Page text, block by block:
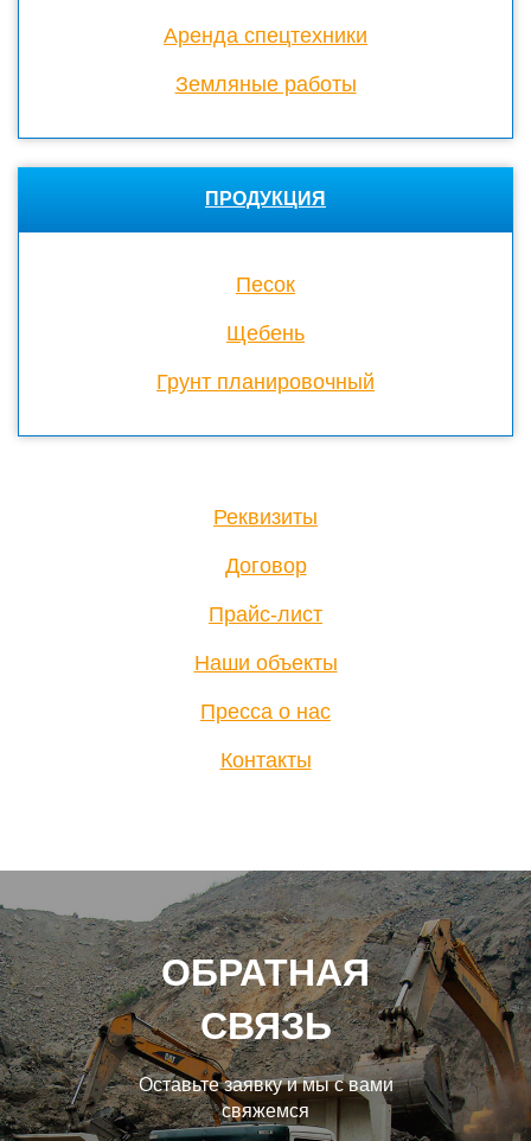
Аренда спецтехники
Земляные работы
ПРОДУКЦИЯ
Песок
Щебень
Грунт планировочный
Реквизиты
Договор
Прайс-лист
Наши объекты
Пресса о нас
Контакты
ОБРАТНАЯ
СВЯЗЬ
Оставьте заявку и мы с вами
свяжемся